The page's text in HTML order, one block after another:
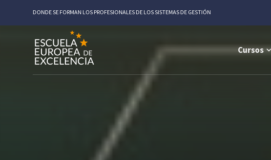
DONDE SE FORMAN LOS PROFESIONALES DE LOS SISTEMAS DE GESTIÓN
Cursos